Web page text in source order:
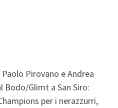
Pirovano e Andrea
Glimt a San Siro:
per i nerazzurri,